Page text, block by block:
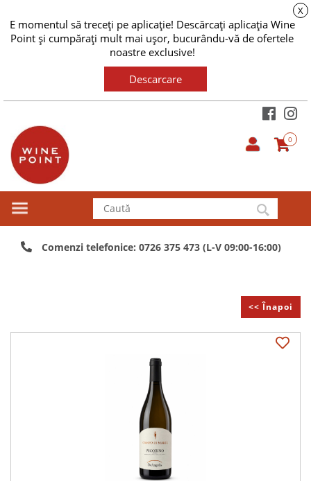
E momentul să treceți pe aplicație! Descărcați aplicația Wine
Point și cumpărați mult mai ușor, bucurându-vă de ofertele
noastre exclusive!
X
Descarcare
0
Comenzi telefonice: 0726 375 473 (L-V 09:00-16:00)
<< Înapoi